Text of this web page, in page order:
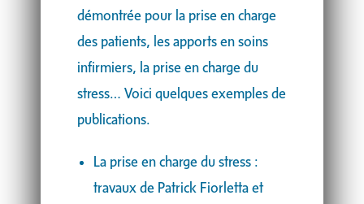
démontrée pour la prise en charge
des patients, les apports en soins
infirmiers, la prise en charge du
stress… Voici quelques exemples de
publications.
La prise en charge du stress :
travaux de Patrick Fiorletta et